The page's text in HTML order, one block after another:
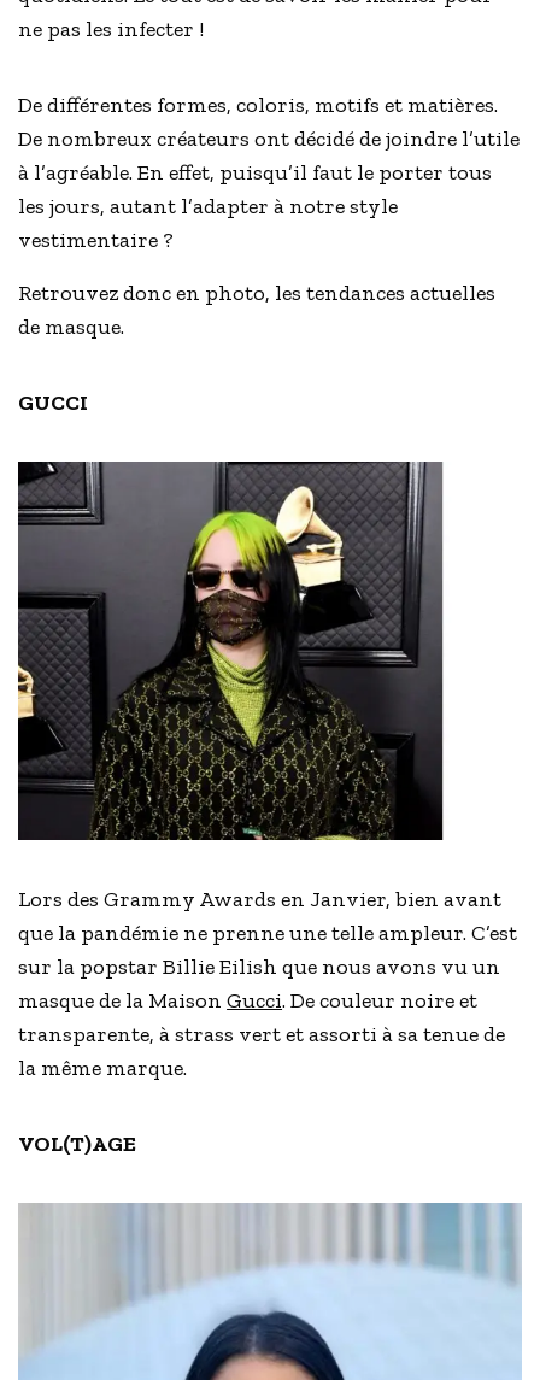
ne pas les infecter !
De différentes formes, coloris, motifs et matières.
De nombreux créateurs ont décidé de joindre l’utile
à l’agréable. En effet, puisqu’il faut le porter tous
les jours, autant l’adapter à notre style
vestimentaire ?
Retrouvez donc en photo, les tendances actuelles
de masque.
GUCCI
Lors des Grammy Awards en Janvier, bien avant
que la pandémie ne prenne une telle ampleur. C’est
sur la popstar Billie Eilish que nous avons vu un
masque de la MaisonGucci. De couleur noire et
transparente, à strass vert et assorti à sa tenue de
la même marque.
VOL(T)AGE